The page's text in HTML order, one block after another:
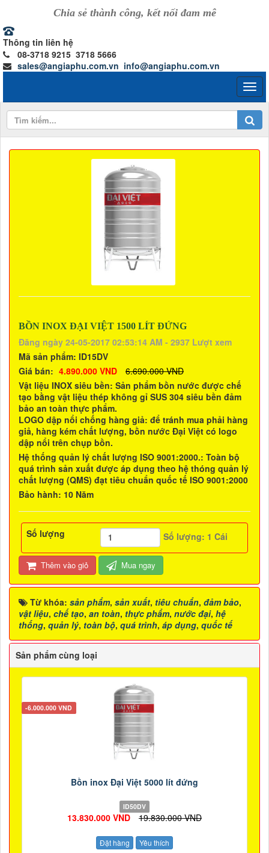
Chia sẻ thành công, kết nối đam mê
Thông tin liên hệ
08-3718 9215 3718 5666
sales@angiaphu.com.vn info@angiaphu.com.vn
BỒN INOX ĐẠI VIỆT 1500 LÍT ĐỨNG
Đăng ngày 24-05-2017 02:53:14 AM - 2937 Lượt xem
Mã sản phẩm: ID15DV
Giá bán: 4.890.000 VND
6.690.000 VND
Vật liệu INOX siêu bền: Sản phẩm bồn nước được chế
tạo bằng vật liệu thép không gỉ SUS 304 siêu bền đảm
bảo an toàn thực phẩm.
LOGO dập nổi chống hàng giả: để tránh mua phải hàng
giả, hàng kém chất lượng, bồn nước Đại Việt có logo
dập nổi trên chụp bồn.
Hệ thống quản lý chất lượng ISO 9001:2000.: Toàn bộ
quá trình sản xuất được áp dụng theo hệ thóng quản lý
chất lượng (QMS) đạt tiêu chuẩn quốc tế ISO 9001:2000
Bảo hành: 10 Năm
Số lượng Số lượng: 1 Cái
Thêm vào giỏ Mua ngay
Từ khóa: sản phẩm, sản xuất, tiêu chuẩn, đảm bảo,
vật liệu, chế tạo, an toàn, thực phẩm, nước đại, hệ
thống, quản lý, toàn bộ, quá trình, áp dụng, quốc tế
Sản phẩm cùng loại
-6.000.000 VND
Bồn inox Đại Việt 5000 lít đứng
ID50DV
13.830.000 VND 19.830.000 VND
Đặt hàng Yêu thích